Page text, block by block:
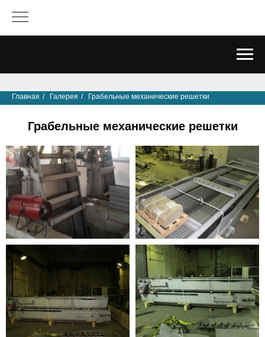
Главная / Галерея / Грабельные механические решетки
Грабельные механические решетки